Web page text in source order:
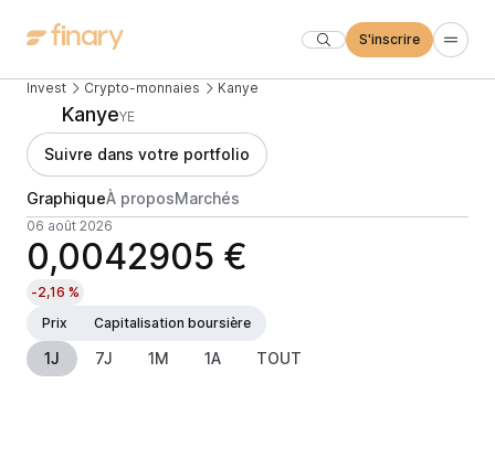
S'inscrire
Invest Crypto-monnaies Kanye
KanyeYE
Suivre dans votre portfolio
GraphiqueÀ proposMarchés
06 août 2026
0,0042905 €
-2,16 %
Prix
Capitalisation boursière
1J 7J 1M 1A TOUT